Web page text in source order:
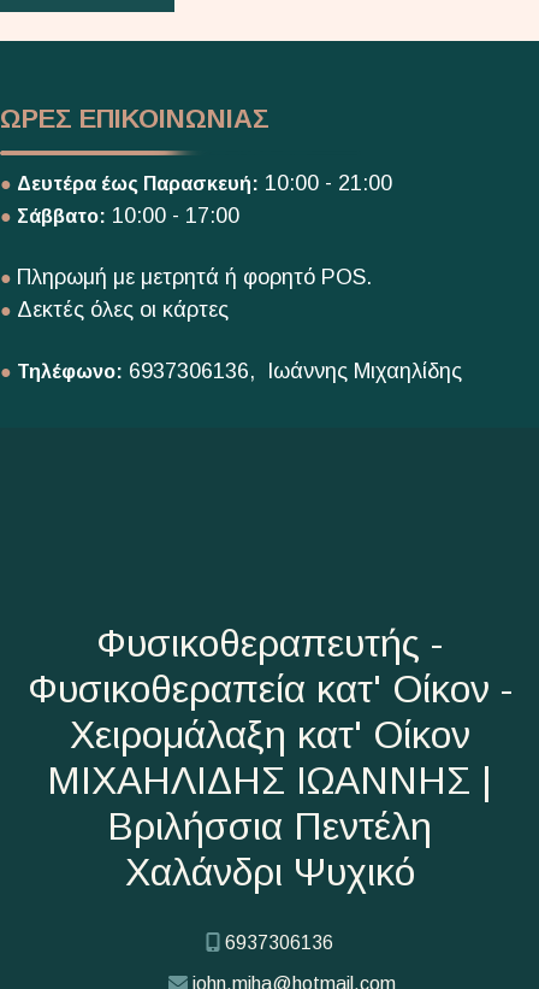
ΩΡΕΣ ΕΠΙΚΟΙΝΩΝΙΑΣ
● Δευτέρα έως Παρασκευή: 10:00 - 21:00
● Σάββατο: 10:00 - 17:00
● Πληρωμή με μετρητά ή φορητό POS.
● Δεκτές όλες οι κάρτες
● Τηλέφωνο: 6937306136, Ιωάννης Μιχαηλίδης
Φυσικοθεραπευτής -
Φυσικοθεραπεία κατ' Οίκον -
Χειρομάλαξη κατ' Οίκον
ΜΙΧΑΗΛΙΔΗΣ ΙΩΑΝΝΗΣ |
Βριλήσσια Πεντέλη
Χαλάνδρι Ψυχικό
6937306136
john.miha@hotmail.com